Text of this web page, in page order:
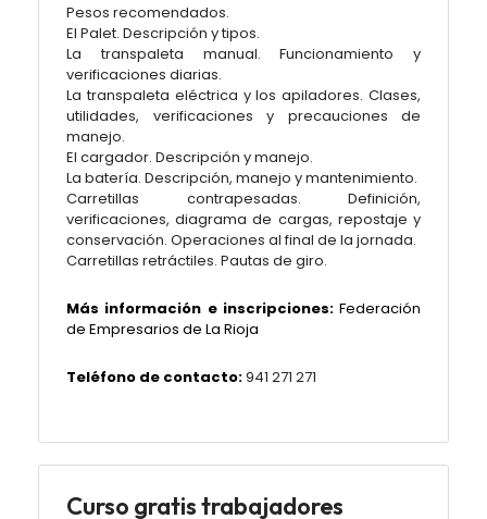
Pesos recomendados.
El Palet. Descripción y tipos.
La transpaleta manual. Funcionamiento y
verificaciones diarias.
La transpaleta eléctrica y los apiladores. Clases,
utilidades, verificaciones y precauciones de
manejo.
El cargador. Descripción y manejo.
La batería. Descripción, manejo y mantenimiento.
Carretillas contrapesadas. Definición,
verificaciones, diagrama de cargas, repostaje y
conservación. Operaciones al final de la jornada.
Carretillas retráctiles. Pautas de giro.
Más información e inscripciones:Federación
de Empresarios de La Rioja
Teléfono de contacto:941 271 271
Curso gratis trabajadores